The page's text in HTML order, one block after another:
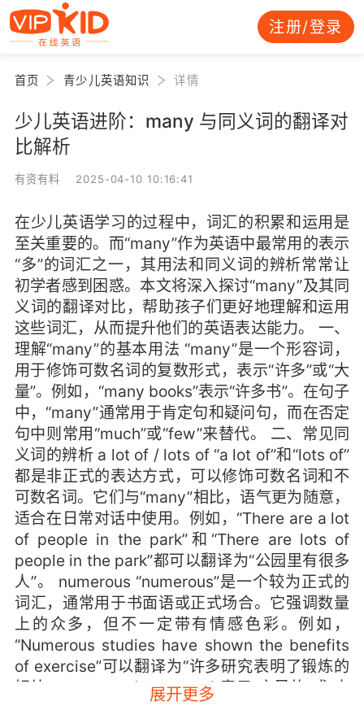
注册/登录
首页 青少儿英语知识 详情
少儿英语进阶：many 与同义词的翻译对
比解析
有资有料 2025-04-10 10:16:41
在少儿英语学习的过程中，词汇的积累和运用是
至关重要的。而“many”作为英语中最常用的表示
“多”的词汇之一，其用法和同义词的辨析常常让
初学者感到困惑。本文将深入探讨“many”及其同
义词的翻译对比，帮助孩子们更好地理解和运用
这些词汇，从而提升他们的英语表达能力。 一、
理解“many”的基本用法 “many”是一个形容词，
用于修饰可数名词的复数形式，表示“许多”或“大
量”。例如，“many books”表示“许多书”。在句子
中，“many”通常用于肯定句和疑问句，而在否定
句中则常用“much”或“few”来替代。 二、常见同
义词的辨析 a lot of / lots of “a lot of”和“lots of”
都是非正式的表达方式，可以修饰可数名词和不
可数名词。它们与“many”相比，语气更为随意，
适合在日常对话中使用。例如，“There are a lot
of people in the park”和“There are lots of
people in the park”都可以翻译为“公园里有很多
人”。 numerous “numerous”是一个较为正式的
词汇，通常用于书面语或正式场合。它强调数量
上的众多，但不一定带有情感色彩。例如，
“Numerous studies have shown the benefits
of exercise”可以翻译为“许多研究表明了锻炼的
好处”。 plenty of “plenty of”表示“充足的”或“大
量的”，通常带有积极的含义，表示有足够的数
展开更多